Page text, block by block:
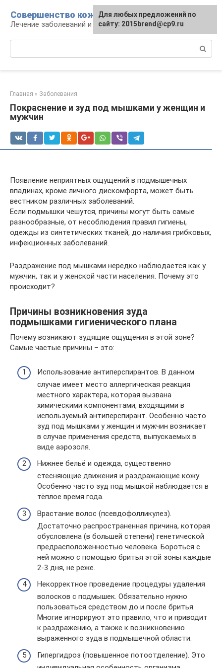
контенту
Совершенство кожи
Лечение заболеваний и уход за кожей
Главная » Заболевания
Покраснение и зуд под мышками у женщин и
мужчин
Появление неприятных ощущений в подмышечных
впадинах, кроме личного дискомфорта, может быть
вестником различных заболеваний.
Если подмышки чешутся, причины могут быть самые
разнообразные, от несоблюдения правил гигиены,
одежды из синтетических тканей, до наличия грибковых,
инфекционных заболеваний.
Раздражение под мышками нередко наблюдается как у
мужчин, так и у женской части населения. Почему это
происходит?
Причины возникновения зуда
подмышками гигиенического плана
Почему возникают зудящие ощущения в этой зоне?
Самые частые причины – это:
Использование антиперспирантов. В данном
случае имеет место аллергическая реакция
местного характера, которая вызвана
химическими компонентами, входящими в
используемый антиперспирант. Особенно часто
зуд под мышками у женщин и мужчин возникает
в случае применения средств, выпускаемых в
виде аэрозоля.
Нижнее бельё и одежда, существенно
стесняющие движения и раздражающие кожу.
Особенно часто зуд под мышкой наблюдается в
тёплое время года.
Врастание волос (псевдофолликулез).
Достаточно распространенная причина, которая
обусловлена (в большей степени) генетической
предрасположенностью человека. Бороться с
ней можно с помощью бритья этой зоны каждые
2-3 дня, не реже.
Некорректное проведение процедуры удаления
волосков с подмышек. Обязательно нужно
пользоваться средством до и после бритья.
Многие игнорируют это правило, что и приводит
к раздражению, а также к возникновению
выраженного зуда в подмышечной области.
Гипергидроз (повышенное потоотделение). Это
Для любых предложений по
сайту: 2015brend@cp9.ru